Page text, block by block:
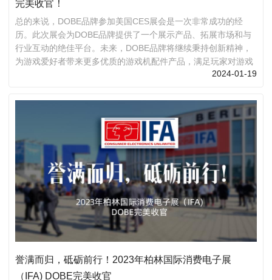
完美收官！
总的来说，DOBE品牌参加美国CES展会是一次非常成功的经
历。此次展会为DOBE品牌提供了一个展示产品、拓展市场和与
行业互动的绝佳平台。未来，DOBE品牌将继续秉持创新精神，
为游戏爱好者带来更多优质的游戏机配件产品，满足玩家对游戏
2024-01-19
誉满而归，砥砺前行！2023年柏林国际消费电子展
（IFA) DOBE完美收官